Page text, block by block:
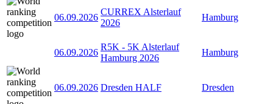
06.09.2026
CURREX Alsterlauf
2026
Hamburg
06.09.2026
R5K - 5K Alsterlauf
Hamburg 2026
Hamburg
06.09.2026 Dresden HALF Dresden